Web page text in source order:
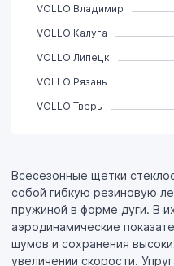
Всесезонные щетки
собой гибкую резиновую
пружиной в форме дуги. В
аэродинамические
шумов и сохранения
увеличении скорости.
VOLLO Владимир
VOLLO Калуга
VOLLO Липецк
VOLLO Рязань
VOLLO Тверь